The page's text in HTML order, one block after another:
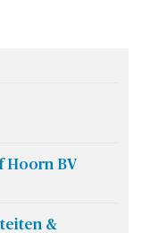
Hoorn BV
&